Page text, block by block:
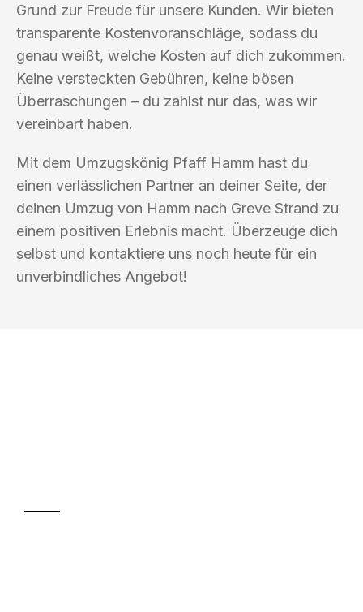
Grund zur Freude für unsere Kunden. Wir bieten
transparente Kostenvoranschläge, sodass du
genau weißt, welche Kosten auf dich zukommen.
Keine versteckten Gebühren, keine bösen
Überraschungen – du zahlst nur das, was wir
vereinbart haben.
Mit dem Umzugskönig Pfaff Hamm hast du
einen verlässlichen Partner an deiner Seite, der
deinen Umzug von Hamm nach Greve Strand zu
einem positiven Erlebnis macht. Überzeuge dich
selbst und kontaktiere uns noch heute für ein
unverbindliches Angebot!